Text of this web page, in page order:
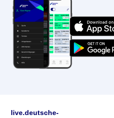
live.deutsche-